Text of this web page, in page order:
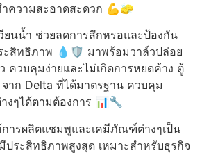
ำความสะอาดสะดวก 💪🧽
ยนน้ำ ช่วยลดการสึกหรอและป้องกัน
ะสิทธิภาพ 💧🛡️ มาพร้อมวาล์วปล่อย
ควบคุมง่ายและไม่เกิดการหยดค้าง ตู้
าก Delta ที่ได้มาตรฐาน ควบคุม
งๆได้ตามต้องการ 📊🔧
การผลิตแชมพูและเคมีภัณฑ์ต่างๆเป็น
ประสิทธิภาพสูงสุด เหมาะสำหรับธุรกิจ